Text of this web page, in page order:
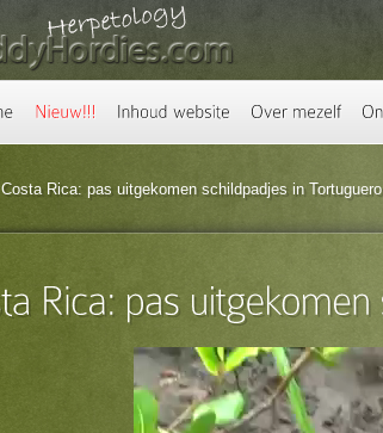
Costa Rica: pas uitgekomen schildpadjes in Tortuguero